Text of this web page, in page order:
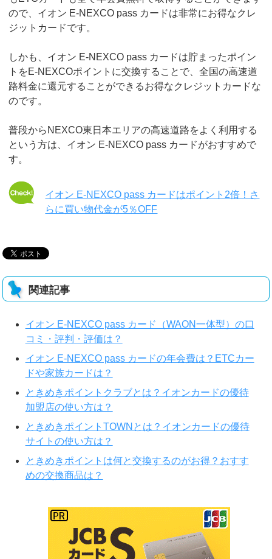
ので、イオン E-NEXCO pass カードは非常にお得なクレ
ジットカードです。
しかも、イオン E-NEXCO pass カードは貯まったポイン
トをE-NEXCOポイントに交換することで、全国の高速道
路料金に還元することができるお得なクレジットカードな
のです。
普段からNEXCO東日本エリアの高速道路をよく利用する
という方は、イオン E-NEXCO pass カードがおすすめで
す。
イオン E-NEXCO pass カードはポイント2倍！さ
らに買い物代金が5％OFF
関連記事
イオン E-NEXCO pass カード（WAON一体型）の口
コミ・評判・評価は？
イオン E-NEXCO pass カードの年会費は？ETCカー
ドや家族カードは？
ときめきポイントクラブとは？イオンカードの優待
加盟店の使い方は？
ときめきポイントTOWNとは？イオンカードの優待
サイトの使い方は？
ときめきポイントは何と交換するのがお得？おすす
めの交換商品は？